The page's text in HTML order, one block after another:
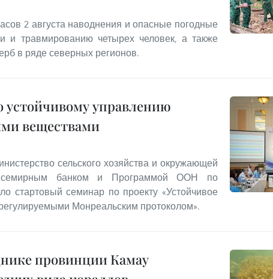
2 августа наводнения и опасные погодные
и травмированию четырех человек, а также
в ряде северных регионов.
устойчивому управлению
веществами
сельского хозяйства и окружающей
банком и Программой ООН по
стартовый семинар по проекту «Устойчивое
Монреальским протоколом».
провинции Камау